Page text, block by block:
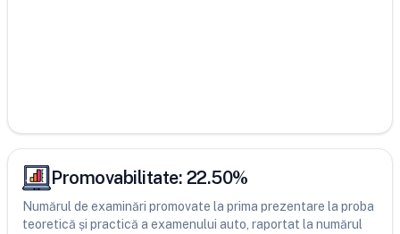
Promovabilitate: 22.50%
Numărul de examinări promovate la prima prezentare la proba
teoretică și practică a examenului auto, raportat la numărul